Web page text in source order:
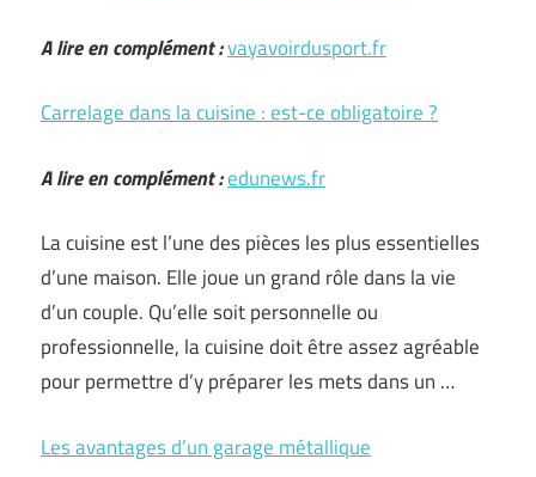
A lire en complément :vayavoirdusport.fr
Carrelage dans la cuisine : est-ce obligatoire ?
A lire en complément :edunews.fr
La cuisine est l’une des pièces les plus essentielles
d’une maison. Elle joue un grand rôle dans la vie
d’un couple. Qu’elle soit personnelle ou
professionnelle, la cuisine doit être assez agréable
pour permettre d’y préparer les mets dans un …
Les avantages d’un garage métallique